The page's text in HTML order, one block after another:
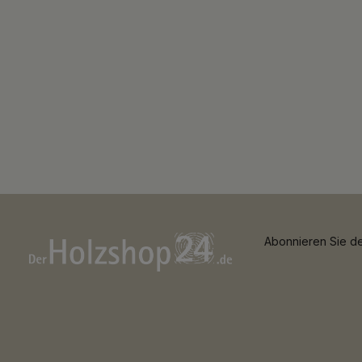
Abonnieren Sie